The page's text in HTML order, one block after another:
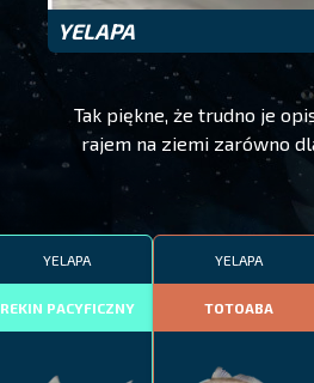
YELAPA
Tak piękne, że trudno je
rajem na ziemi zarówno
YELAPA
REKIN PACYFICZNY
YELAPA
TOTOABA